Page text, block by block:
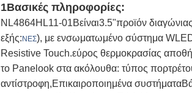
1Βασικές πληροφορίες:
NL4864HL11-01Bείναι3.5"προϊόν
εξής: ΝΕΣ), με ενσωματωμένο σύστημα
Resistive Touch.εύρος θερμοκρασίας
το Panelook στα ακόλουθα: τύπος
αντίστροφη,Επικαιροποιημένα